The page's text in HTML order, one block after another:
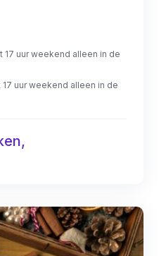
17 uur weekend alleen in de
17 uur weekend alleen in de